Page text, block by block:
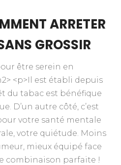
ARRETER
GROSSIR
être serein en
<p>Il est établi depuis
du tabac est bénéfique
D’un autre côté, c’est
votre santé mentale
votre quiétude. Moins
mieux équipé face
combinaison parfaite !